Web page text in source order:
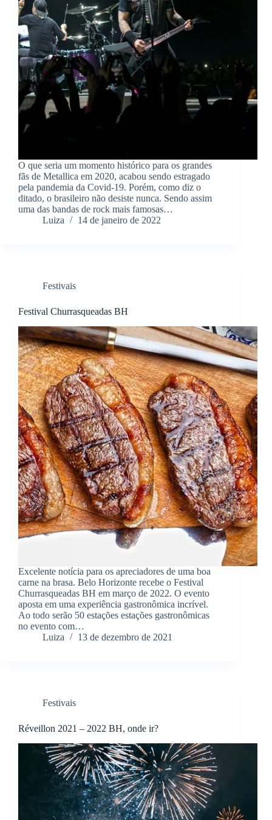
O que seria um momento histórico para os grandes
fãs de Metallica em 2020, acabou sendo estragado
pela pandemia da Covid-19. Porém, como diz o
ditado, o brasileiro não desiste nunca. Sendo assim
uma das bandas de rock mais famosas…
Luiza
14 de janeiro de 2022
Festivais
Festival Churrasqueadas BH
Excelente notícia para os apreciadores de uma boa
carne na brasa. Belo Horizonte recebe o Festival
Churrasqueadas BH em março de 2022. O evento
aposta em uma experiência gastronômica incrível.
Ao todo serão 50 estações estações gastronômicas
no evento com…
Luiza
13 de dezembro de 2021
Festivais
Réveillon 2021 – 2022 BH, onde ir?